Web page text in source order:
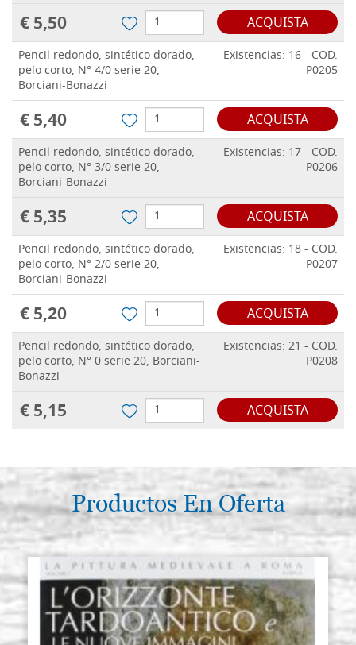
€ 5,50 ACQUISTA
Pencil redondo, sintético dorado,
pelo corto, N° 4/0 serie 20,
Borciani-Bonazzi
Existencias: 16 - COD.
P0205
€ 5,40 ACQUISTA
Pencil redondo, sintético dorado,
pelo corto, N° 3/0 serie 20,
Borciani-Bonazzi
Existencias: 17 - COD.
P0206
€ 5,35 ACQUISTA
Pencil redondo, sintético dorado,
pelo corto, N° 2/0 serie 20,
Borciani-Bonazzi
Existencias: 18 - COD.
P0207
€ 5,20 ACQUISTA
Pencil redondo, sintético dorado,
pelo corto, N° 0 serie 20, Borciani-
Bonazzi
Existencias: 21 - COD.
P0208
€ 5,15 ACQUISTA
Productos En Oferta